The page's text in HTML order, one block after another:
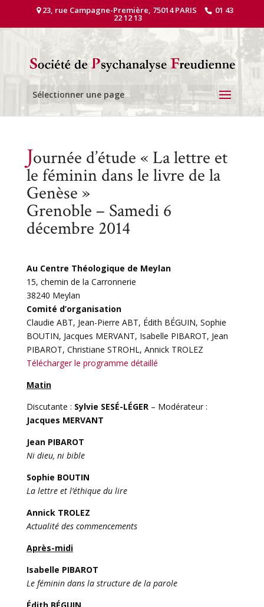
23, rue Campagne-Première, 75014 PARIS 01 43
22 12 13
Sélectionner une page
Journée d’étude « La lettre et
le féminin dans le livre de la
Genèse »
Grenoble – Samedi 6
décembre 2014
Au Centre Théologique de Meylan
15, chemin de la Carronnerie
38240 Meylan
Comité d’organisation
Claudie ABT, Jean-Pierre ABT, Édith BÉGUIN, Sophie
BOUTIN, Jacques MERVANT, Isabelle PIBAROT, Jean
PIBAROT, Christiane STROHL, Annick TROLEZ
Télécharger le programme détaillé
Matin
Discutante : Sylvie SESÉ-LÉGER– Modérateur :
Jacques MERVANT
Jean PIBAROT
Ni dieu, ni bible
Sophie BOUTIN
La lettre et l’éthique du lire
Annick TROLEZ
Actualité des commencements
Après-midi
Isabelle PIBAROT
Le féminin dans la structure de la parole